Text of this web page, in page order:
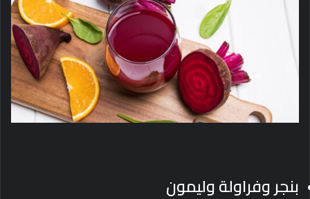
بنجر وفراولة وليمون